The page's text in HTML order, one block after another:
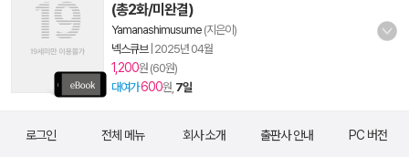
(총2화/미완결)
Yamanashimusume (지은이)
넥스큐브| 2025년 04월
1,200원 (60원)
대여가600원, 7일
로그인 전체 메뉴 회사 소개 출판사 안내 PC 버전